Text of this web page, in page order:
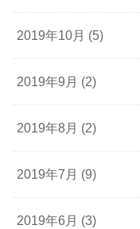
2019年10月 (5)
2019年9月 (2)
2019年8月 (2)
2019年7月 (9)
2019年6月 (3)